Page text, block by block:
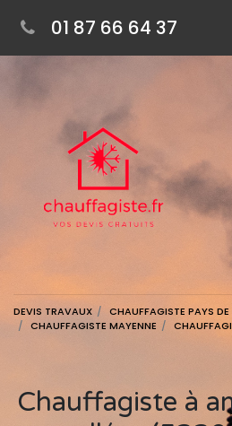
01 87 66 64 37
DEVIS TRAVAUX
CHAUFFAGISTE PAYS DE
CHAUFFAGISTE MAYENNE
Chauffagiste à ambrières-les-